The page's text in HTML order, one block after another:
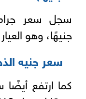
جنيهًا، وهو
سعر جنيه الذهب
كما ارتفع أيضًا